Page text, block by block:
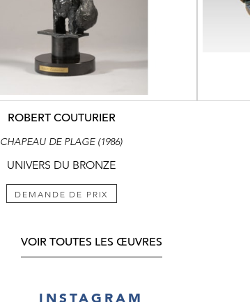
ROBERT COUTURIER
CHAPEAU DE PLAGE (1986)
UNIVERS DU BRONZE
DEMANDE DE PRIX
VOIR TOUTES LES ŒUVRES
INSTAGRAM